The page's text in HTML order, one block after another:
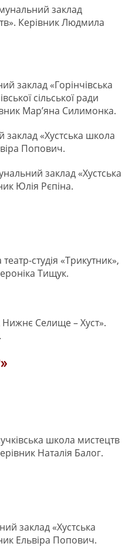
заклад
Керівник Людмила
заклад «Горінчівська
сільської ради
Мар’яна Силимонка.
«Хустська школа
Попович.
заклад «Хустська
Юлія Рєпіна.
студія «Трикутник»,
Тищук.
Селище – Хуст».
школа мистецтв
Наталія Балог.
заклад «Хустська
Ельвіра Попович.